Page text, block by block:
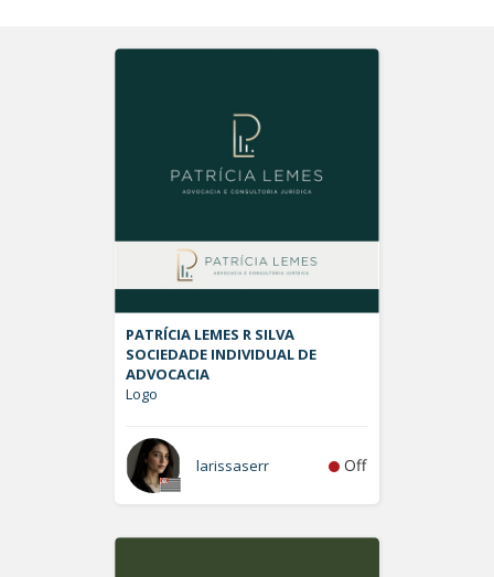
PATRÍCIA LEMES R SILVA
SOCIEDADE INDIVIDUAL DE
ADVOCACIA
Logo
larissaserr Off